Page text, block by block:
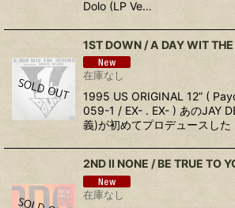
Dolo (LP Ve…
1ST DOWN / A DAY WIT
在庫なし
1995 US ORIGINAL 12” (
059-1 / EX- . EX- ) あのJAY
義)が初めてプロデュースし
2ND II NONE / BE TRUE TO
在庫なし